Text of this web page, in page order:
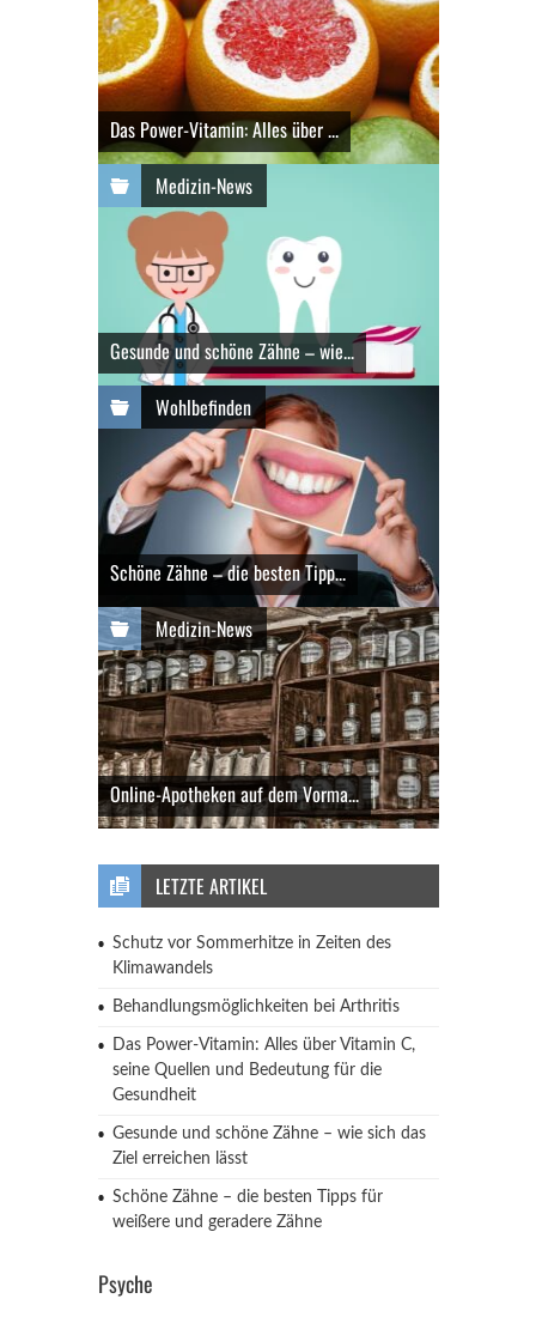
Das Power-Vitamin: Alles über ...
Medizin-News
Gesunde und schöne Zähne – wie...
Wohlbefinden
Schöne Zähne – die besten Tipp...
Medizin-News
Online-Apotheken auf dem Vorma...
LETZTE ARTIKEL
Schutz vor Sommerhitze in Zeiten des
Klimawandels
Behandlungsmöglichkeiten bei Arthritis
Das Power-Vitamin: Alles über Vitamin C,
seine Quellen und Bedeutung für die
Gesundheit
Gesunde und schöne Zähne – wie sich das
Ziel erreichen lässt
Schöne Zähne – die besten Tipps für
weißere und geradere Zähne
Psyche